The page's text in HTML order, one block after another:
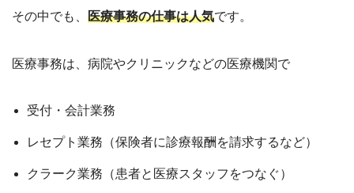
その中でも、 医療事務の仕事は人気です。
医療事務は、病院やクリニックなどの医療機関で
受付・会計業務
レセプト業務（保険者に診療報酬を請求するなど）
クラーク業務（患者と医療スタッフをつなぐ）